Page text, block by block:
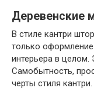
Деревенские
В стиле кантри
только оформление
интерьера в целом.
Самобытность,
черты стиля кантри.